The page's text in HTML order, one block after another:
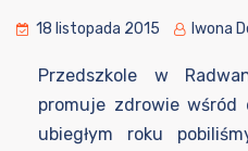
18 listopada 2015 Iwona
Przedszkole w
promuje zdrowie
ubiegłym roku